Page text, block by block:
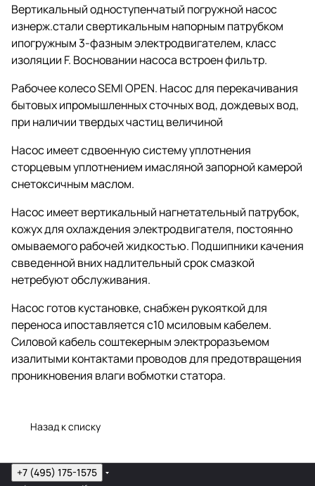
Вертикальный одноступенчатый погружной насос
изнерж.стали свертикальным напорным патрубком
ипогружным 3-фазным электродвигателем, класс
изоляции F. Восновании насоса встроен фильтр.
Рабочее колесо SEMI OPEN. Насос для перекачивания
бытовых ипромышленных сточных вод, дождевых вод,
при наличии твердых частиц величиной
Насос имеет сдвоенную систему уплотнения
сторцевым уплотнением имасляной запорной камерой
снетоксичным маслом.
Насос имеет вертикальный нагнетательный патрубок,
кожух для охлаждения электродвигателя, постоянно
омываемого рабочей жидкостью. Подшипники качения
свведенной вних надлительный срок смазкой
нетребуют обслуживания.
Насос готов кустановке, снабжен рукояткой для
переноса ипоставляется с10 мсиловым кабелем.
Силовой кабель соштекерным электроразъемом
изалитыми контактами проводов для предотвращения
проникновения влаги вобмотки статора.
Назад к списку
+7 (495) 175-1575